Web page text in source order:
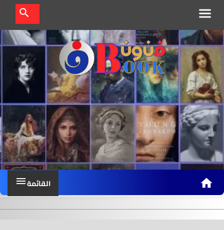
ف
ن
و
ن
ب
و
ك
القائمة